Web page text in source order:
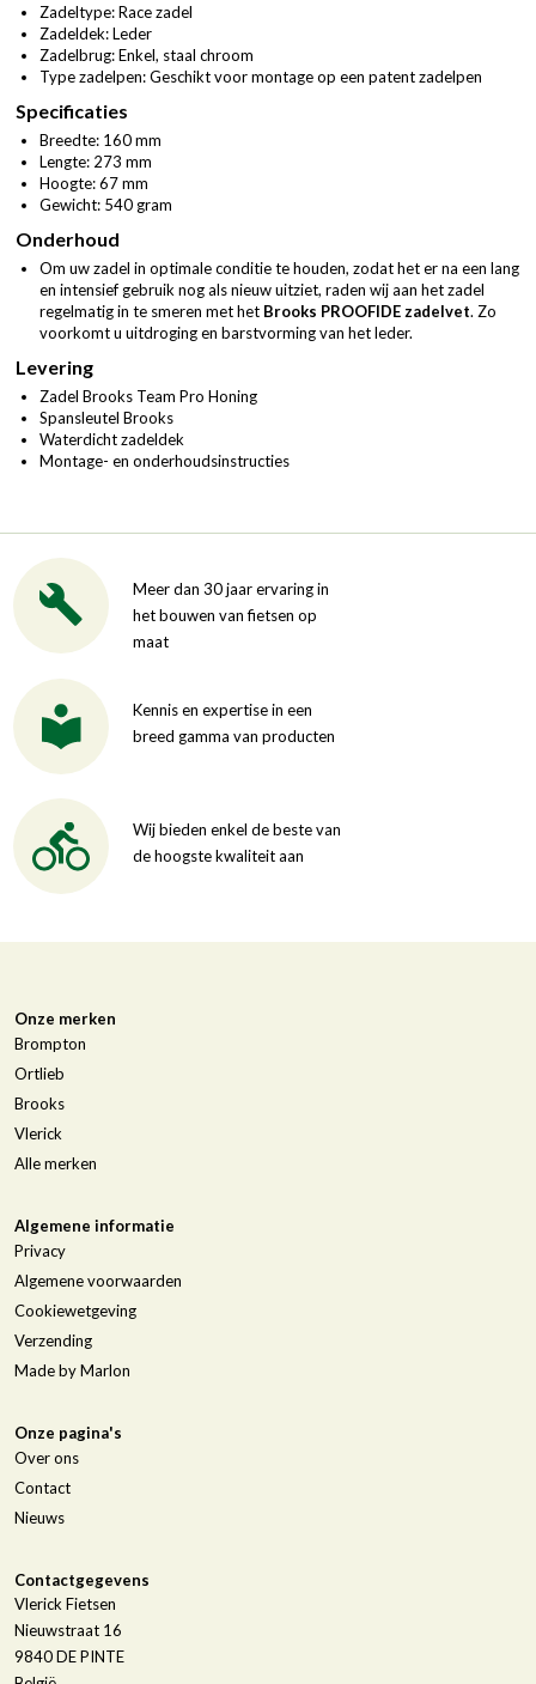
Zadeltype: Race zadel
Zadeldek: Leder
Zadelbrug: Enkel, staal chroom
Type zadelpen: Geschikt voor montage op een patent zadelpen
Specificaties
Breedte: 160 mm
Lengte: 273 mm
Hoogte: 67 mm
Gewicht: 540 gram
Onderhoud
Om uw zadel in optimale conditie te houden, zodat het er na een lang
en intensief gebruik nog als nieuw uitziet, raden wij aan het zadel
regelmatig in te smeren met het Brooks PROOFIDE zadelvet. Zo
voorkomt u uitdroging en barstvorming van het leder.
Levering
Zadel Brooks Team Pro Honing
Spansleutel Brooks
Waterdicht zadeldek
Montage- en onderhoudsinstructies
Meer dan 30 jaar ervaring in
het bouwen van fietsen op
maat
Kennis en expertise in een
breed gamma van producten
Wij bieden enkel de beste van
de hoogste kwaliteit aan
Onze merken
Brompton
Ortlieb
Brooks
Vlerick
Alle merken
Algemene informatie
Privacy
Algemene voorwaarden
Cookiewetgeving
Verzending
Made by Marlon
Onze pagina's
Over ons
Contact
Nieuws
Contactgegevens
Vlerick Fietsen
Nieuwstraat 16
9840DE PINTE